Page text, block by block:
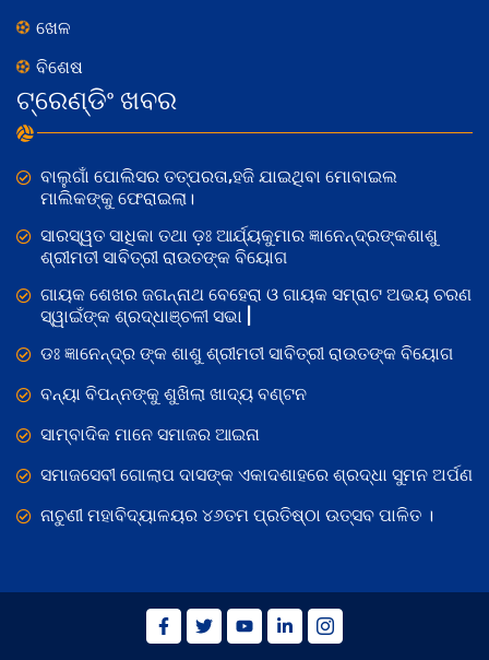
ଖେଳ
ବିଶେଷ
ଟ୍ରେଣ୍ଡିଂ ଖବର
ବାଲୁଗାଁ ପୋଲିସର ତତ୍‌ପରତା,ହଜି ଯାଇଥିବା ମୋବାଇଲ
ମାଲିକଙ୍କୁ ଫେରାଇଲା।
ସାରସ୍ୱତ ସାଧିକା ତଥା ଡ଼ଃ ଆର୍ଯ୍ୟକୁମାର ଜ୍ଞାନେନ୍ଦ୍ରଙ୍କଶାଶୁ
ଶ୍ରୀମତୀ ସାବିତ୍ରୀ ରାଉତଙ୍କ ବିୟୋଗ
ଗାୟକ ଶେଖର ଜଗନ୍ନାଥ ବେହେରା ଓ ଗାୟକ ସମ୍ରାଟ ଅଭୟ ଚରଣ
ସ୍ୱାଇଁଙ୍କ ଶ୍ରଦ୍ଧାଞ୍ଚଳୀ ସଭା |
ଡଃ ଜ୍ଞାନେନ୍ଦ୍ର ଙ୍କ ଶାଶୁ ଶ୍ରୀମତୀ ସାବିତ୍ରୀ ରାଉତଙ୍କ ବିୟୋଗ
ବନ୍ୟା ବିପନ୍ନଙ୍କୁ ଶୁଖିଲା ଖାଦ୍ୟ ବଣ୍ଟନ
ସାମ୍ବାଦିକ ମାନେ ସମାଜର ଆଇନା
ସମାଜସେବୀ ଗୋଲାପ ଦାସଙ୍କ ଏକାଦଶାହରେ ଶ୍ରଦ୍ଧା ସୁମନ ଅର୍ପଣ
ନାଚୁଣୀ ମହାବିଦ୍ୟାଳୟର ୪୬ତମ ପ୍ରତିଷ୍ଠା ଉତ୍ସବ ପାଳିତ ।